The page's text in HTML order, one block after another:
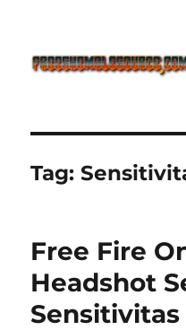
Defense
Ketagihan!
Tag:
Free Fire
Headshot
Sensitivitas